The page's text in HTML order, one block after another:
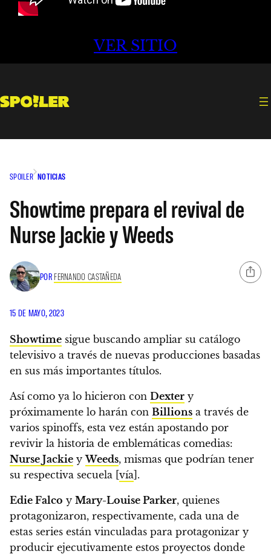
VER SITIO
SPOILER NOTICIAS
Showtime prepara el revival de
Nurse Jackie y Weeds
POR FERNANDO CASTAÑEDA
15 DE MAYO, 2023
Showtime sigue buscando ampliar su catálogo
televisivo a través de nuevas producciones basadas
en sus más importantes títulos.
Así como ya lo hicieron con Dexter y
próximamente lo harán con Billions a través de
varios spinoffs, esta vez están apostando por
revivir la historia de emblemáticas comedias:
Nurse Jackie yWeeds, mismas que podrían tener
su respectiva secuela [vía].
Edie Falco y Mary-Louise Parker, quienes
protagonizaron, respectivamente, cada una de
estas series están vinculadas para protagonizar y
producir ejecutivamente estos proyectos donde